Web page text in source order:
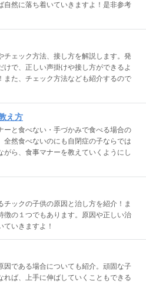
自然に落ち着いていきますよ！是非参考
チェック方法、接し方を解説します。発
で、正しい声掛けや接し方ができるよ
また、チェック方法なども紹介するので
え方
ーと食べない・手づかみで食べる場合の
然食べないのにも自閉症の子ならでは
ら、食事マナーを教えていくようにし
ックの子供の原因と治し方を紹介！ま
徴の１つでもあります。原因や正しい治
ていきますよ！
因である場合についても紹介。頑固な子
ば、上手に伸ばしていくこともできる